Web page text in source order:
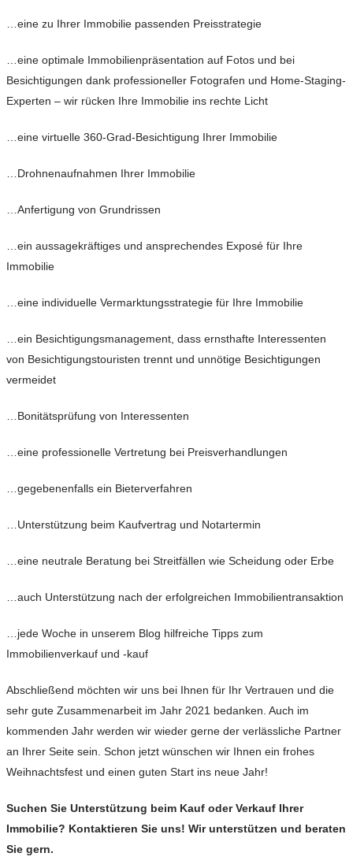
…eine zu Ihrer Immobilie passenden Preisstrategie
…eine optimale Immobilienpräsentation auf Fotos und bei
Besichtigungen dank professioneller Fotografen und Home-Staging-
Experten – wir rücken Ihre Immobilie ins rechte Licht
…eine virtuelle 360-Grad-Besichtigung Ihrer Immobilie
…Drohnenaufnahmen Ihrer Immobilie
…Anfertigung von Grundrissen
…ein aussagekräftiges und ansprechendes Exposé für Ihre
Immobilie
…eine individuelle Vermarktungsstrategie für Ihre Immobilie
…ein Besichtigungsmanagement, dass ernsthafte Interessenten
von Besichtigungstouristen trennt und unnötige Besichtigungen
vermeidet
…Bonitätsprüfung von Interessenten
…eine professionelle Vertretung bei Preisverhandlungen
…gegebenenfalls ein Bieterverfahren
…Unterstützung beim Kaufvertrag und Notartermin
…eine neutrale Beratung bei Streitfällen wie Scheidung oder Erbe
…auch Unterstützung nach der erfolgreichen Immobilientransaktion
…jede Woche in unserem Blog hilfreiche Tipps zum
Immobilienverkauf und -kauf
Abschließend möchten wir uns bei Ihnen für Ihr Vertrauen und die
sehr gute Zusammenarbeit im Jahr 2021 bedanken. Auch im
kommenden Jahr werden wir wieder gerne der verlässliche Partner
an Ihrer Seite sein. Schon jetzt wünschen wir Ihnen ein frohes
Weihnachtsfest und einen guten Start ins neue Jahr!
Suchen Sie Unterstützung beim Kauf oder Verkauf Ihrer
Immobilie? Kontaktieren Sie uns! Wir unterstützen und beraten
Sie gern.